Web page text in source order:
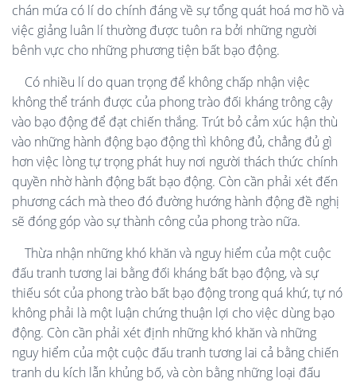
chán mứa có lí do chính đáng về sự tổng quát hoá mơ hồ và
việc giảng luân lí thường được tuôn ra bởi những người
bênh vực cho những phương tiện bất bạo động.
Có nhiều lí do quan trọng để không chấp nhận việc
không thể tránh được của phong trào đối kháng trông cậy
vào bạo động để đạt chiến thắng. Trút bỏ cảm xúc hận thù
vào những hành động bạo động thì không đủ, chẳng đủ gì
hơn việc lòng tự trọng phát huy nơi người thách thức chính
quyền nhờ hành động bất bạo động. Còn cần phải xét đến
phương cách mà theo đó đường hướng hành động đề nghị
sẽ đóng góp vào sự thành công của phong trào nữa.
Thừa nhận những khó khăn và nguy hiểm của một cuộc
đấu tranh tương lai bằng đối kháng bất bạo động, và sự
thiếu sót của phong trào bất bạo động trong quá khứ, tự nó
không phải là một luận chứng thuận lợi cho việc dùng bạo
động. Còn cần phải xét định những khó khăn và những
nguy hiểm của một cuộc đấu tranh tương lai cả bằng chiến
tranh du kích lẫn khủng bố, và còn bằng những loại đấu